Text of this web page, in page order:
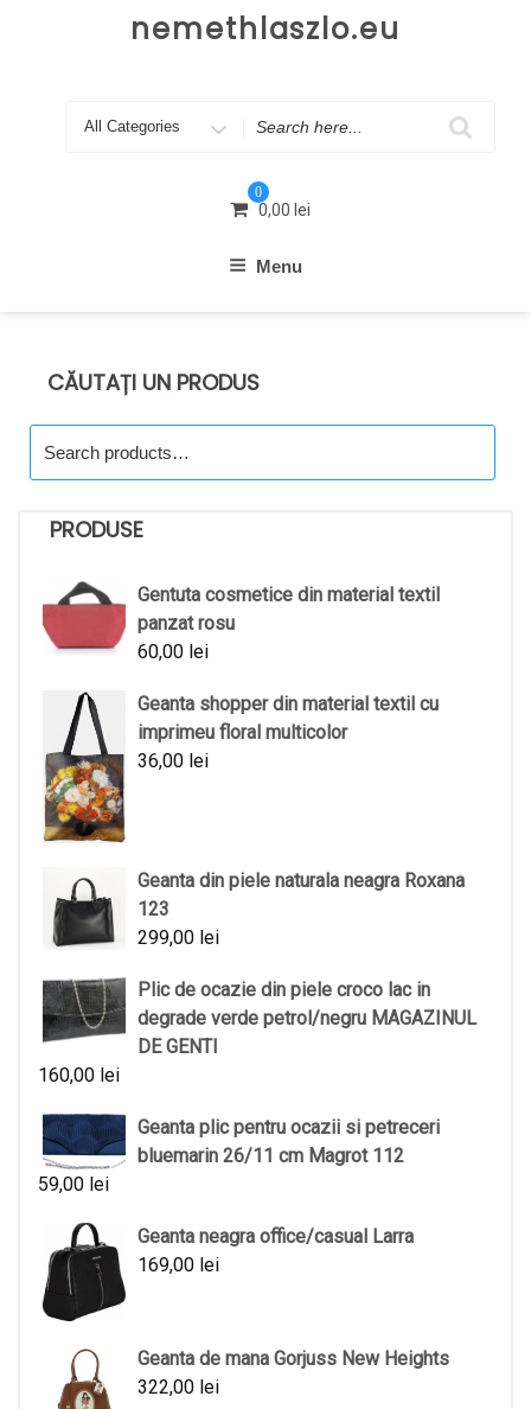
nemethlaszlo.eu
Search
0
0,00 lei
Menu
CĂUTAȚI UN PRODUS
for:
PRODUSE
Gentuta cosmetice din material textil
panzat rosu
60,00 lei
Geanta shopper din material textil cu
imprimeu floral multicolor
36,00 lei
Geanta din piele naturala neagra Roxana
123
299,00 lei
Plic de ocazie din piele croco lac in
degrade verde petrol/negru MAGAZINUL
DE GENTI
160,00 lei
Geanta plic pentru ocazii si petreceri
bluemarin 26/11 cm Magrot 112
59,00 lei
Geanta neagra office/casual Larra
169,00 lei
Geanta de mana Gorjuss New Heights
322,00 lei